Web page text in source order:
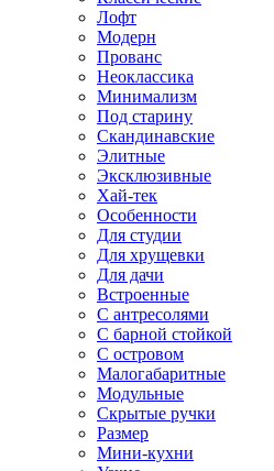
Лофт
Модерн
Прованс
Неоклассика
Минимализм
Под старину
Скандинавские
Элитные
Эксклюзивные
Хай-тек
Особенности
Для студии
Для хрущевки
Для дачи
Встроенные
С антресолями
С барной стойкой
С островом
Малогабаритные
Модульные
Скрытые ручки
Размер
Мини-кухни